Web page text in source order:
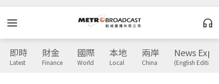
即時
Latest
財金
Finance
國際
World
本地
Local
兩岸
China
News
(English Edition)